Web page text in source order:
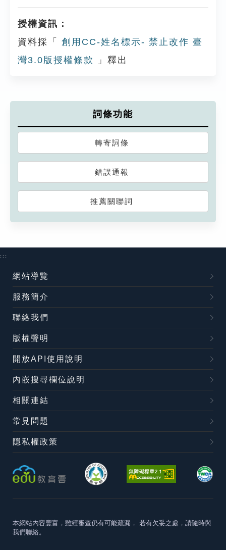
授權資訊：
資料採「
創用CC-姓名標示- 禁止改作 臺
灣3.0版授權條款
」釋出
詞條功能
轉寄詞條
錯誤通報
推薦關聯詞
:::
網站導覽
服務簡介
聯絡我們
版權聲明
開放API使用說明
內嵌搜尋欄位說明
相關連結
常見問題
隱私權政策
本網站內容豐富，雖經審查仍有可能疏漏， 若有欠妥之處，請隨時與
我們聯絡。